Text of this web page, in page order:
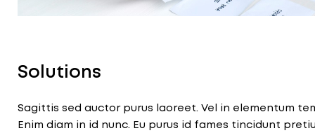
Solutions
Sagittis sed auctor purus laoreet. Vel in elementum
Enim diam in id nunc. Eu purus id fames tincidunt